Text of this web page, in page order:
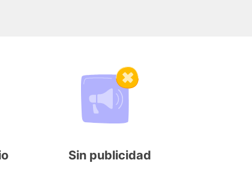
Sin publicidad